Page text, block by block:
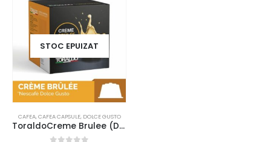
STOC EPUIZAT
CAFEA,CAFEA CAPSULE, DOLCE GUSTO
ToraldoCreme Brulee (Dolce Gusto, 16 buc)